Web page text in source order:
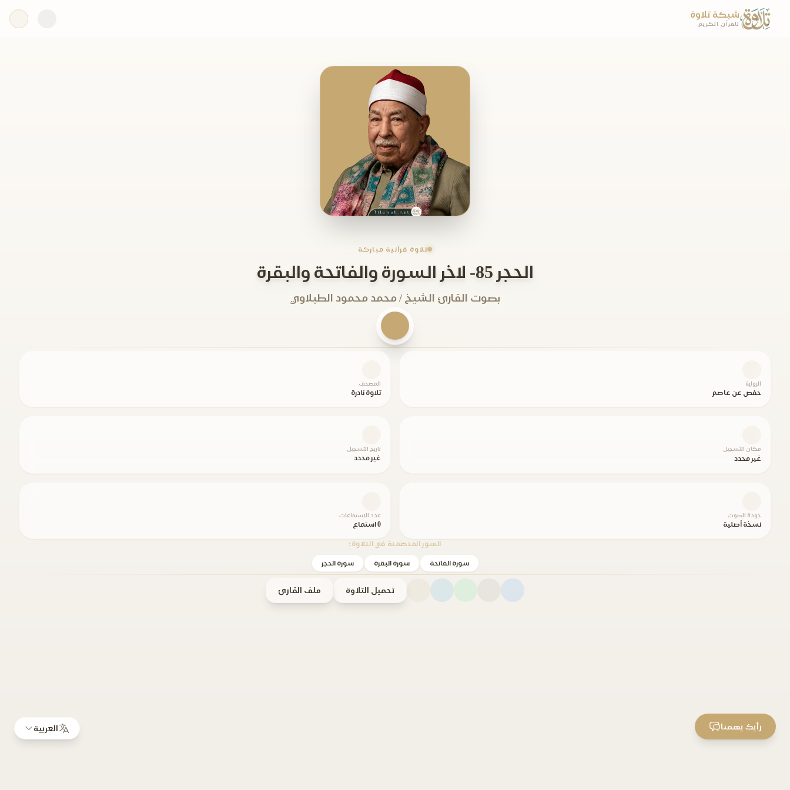
شبكة تلاوة
للقرآن الكريم
تلاوة قرآنية مباركة
الحجر 85- لاخر السورة والفاتحة والبقرة
بصوت القارئ الشيخ / محمد محمود الطبلاوي
الرواية
حفص عن عاصم
المصحف
تلاوة نادرة
مكان التسجيل
غير محدد
تاريخ التسجيل
غير محدد
جودة الصوت
نسخة أصلية
عدد الاستماعات
0 استماع
السور المتضمنة في التلاوة:
سورة الفاتحة سورة البقرة سورة الحجر
تحميل التلاوة ملف القارئ
العربية رأيك يهمنا